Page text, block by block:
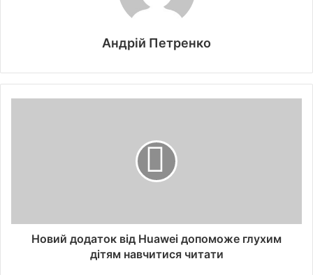
Андрій Петренко
Новий додаток від Huawei допоможе глухим
дітям навчитися читати